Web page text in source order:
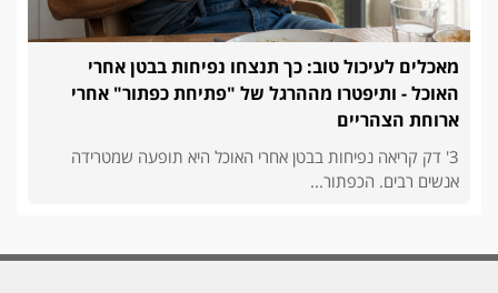
מאכלים לעיכול טוב: כך תנצחו נפיחות בבטן אחרי
האוכל - ותיפטרו מההרגל של "פתיחת כפתור" אחרי
ארוחת הצהריים
3' דק קריאה נפיחות בבטן אחרי האוכל היא תופעה שמטרידה
אנשים רבים. הכפתור...